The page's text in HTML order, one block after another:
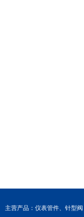
主营产品： 仪表管件、 针型阀